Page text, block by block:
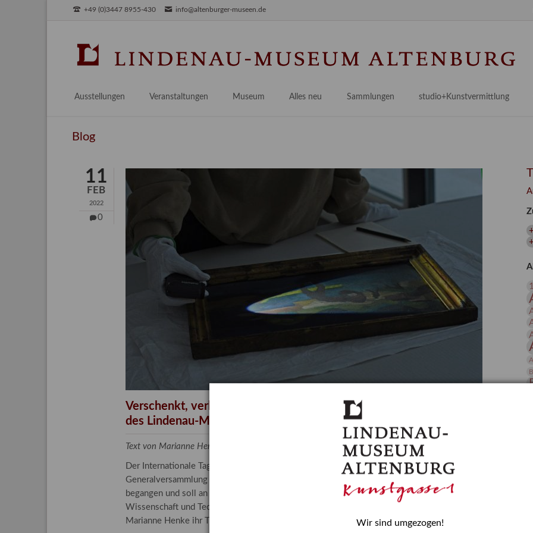
+49 (0)3447 8955-430 info@altenburger-museen.de
Ausstellungen
Aktuell
Veranstaltungen Museum
Praktikum / Praxisprojekt
Bestandskataloge & Editionen
Gesamtverzeichnis
Kalender
Alles neu
Provenienzforschung
Kulturelle Vermittlung
Länderübergreifende kulturtouristische Ziele
Sammlungen
Malerei 17.–19. Jh.
Deutsche Malerei 20./21. Jh.
Grafische Sammlung
Kunstbibliothek
Restaurierung
Forschung
studio+Kunstvermittlung
Angebote für Erwachsene
Angebote für Kitas
Blog
11
FEB
2022
0
Verschenkt, verkauft, vergessen? – Kunstdetektivinnen im Dienste
des Lindenau-Museums
Text von Marianne Henke, Provenienzforscherin am Lindenau-Museum Altenburg
Der Internationale Tag der Frauen und Mädchen in der Wissenschaft wurde 2015 in der
Generalversammlung der Vereinten Nationen beschlossen. Er wird jährlich am 11. Februar
begangen und soll an die entscheidende Rolle erinnern, die Mädchen und Frauen in
Wissenschaft und Technologie spielen. In ihrem Blogbeitrag stellt Provenienzforscherin
Marianne Henke ihr Tätigkeitsfeld vor.
Wir sind umgezogen!